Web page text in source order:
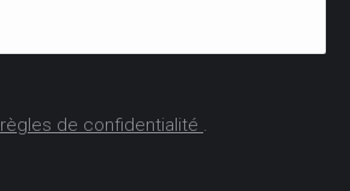
règles de confidentialité .